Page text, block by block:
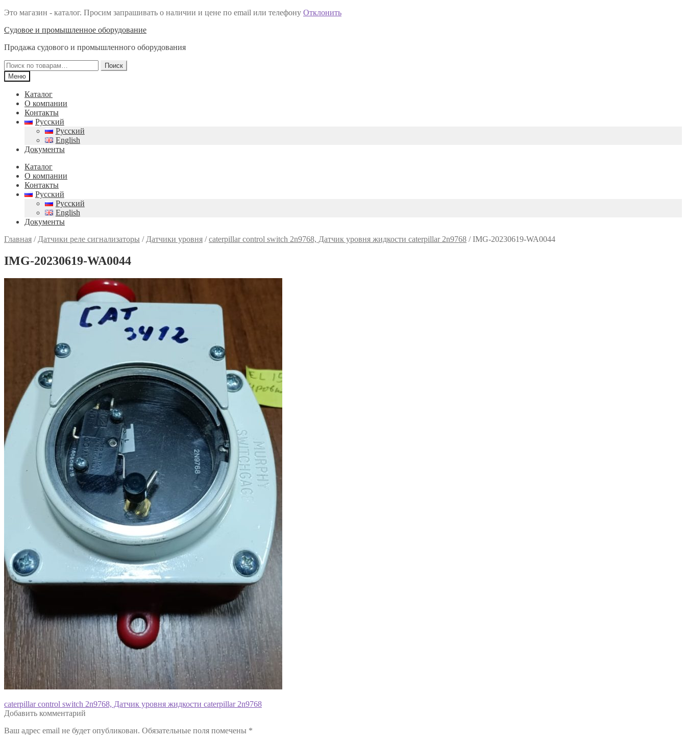
Это магазин - каталог. Просим запрашивать о наличии и цене по email или телефону Отклонить
Перейти
навигации
Перейти
содержимому
Судовое и промышленное оборудование
Продажа судового и промышленного оборудования
Искать:
Поиск
Меню
Каталог
О компании
Контакты
Русский
Русский
English
Документы
Каталог
О компании
Контакты
Русский
Русский
English
Документы
Главная / Датчики реле сигнализаторы / Датчики уровня /caterpillar control switch 2n9768, Датчик уровня жидкости caterpillar 2n9768 /IMG-20230619-WA0044
IMG-20230619-WA0044
Навигация
по
записям
Предыдущая
запись:
caterpillar control switch 2n9768, Датчик уровня жидкости caterpillar 2n9768
Добавить комментарий
Ваш адрес email не будет опубликован. Обязательные поля помечены *